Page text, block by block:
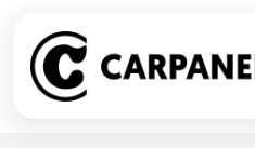
content